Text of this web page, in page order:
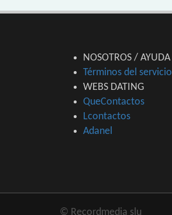
NOSOTROS / AYUDA
Términos del servicio
WEBS DATING
QueContactos
Lcontactos
Adanel
© Recordmedia slu